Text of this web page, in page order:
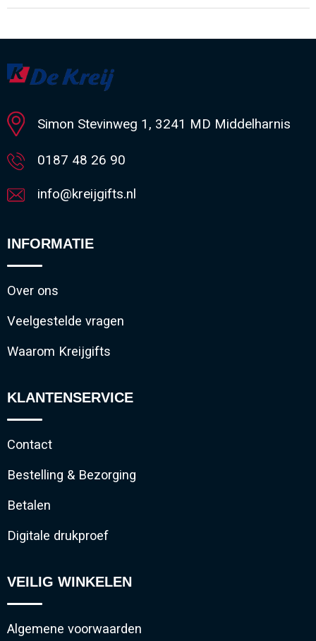
Simon Stevinweg 1, 3241 MD Middelharnis
0187 48 26 90
info@kreijgifts.nl
INFORMATIE
Over ons
Veelgestelde vragen
Waarom Kreijgifts
KLANTENSERVICE
Contact
Bestelling & Bezorging
Betalen
Digitale drukproef
VEILIG WINKELEN
Algemene voorwaarden